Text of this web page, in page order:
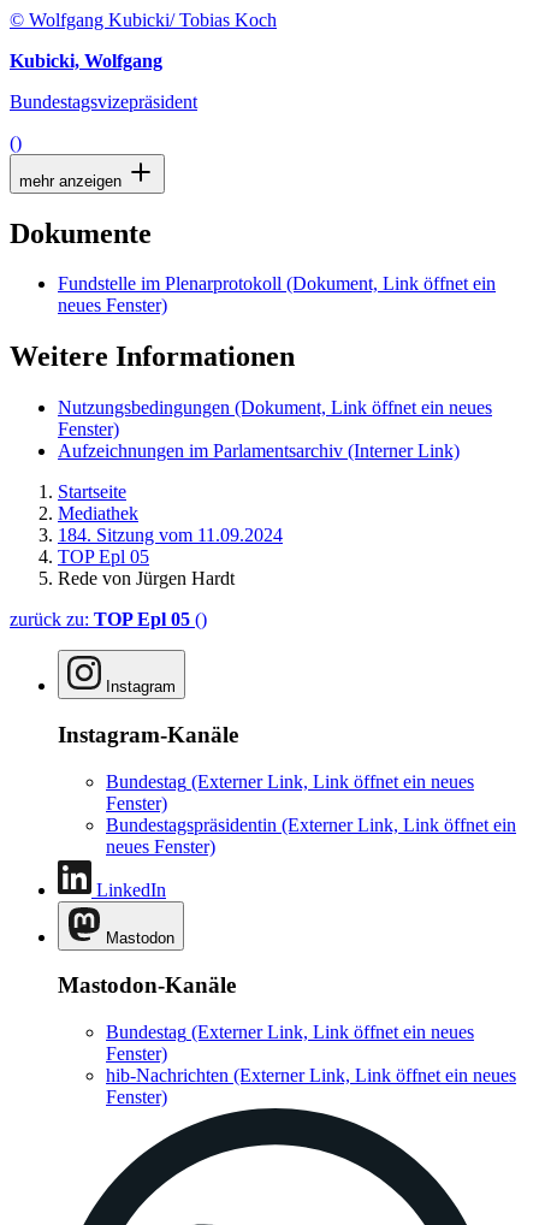
© Wolfgang Kubicki/ Tobias Koch
Kubicki, Wolfgang
Bundestagsvizepräsident
()
mehr anzeigen
Dokumente
Fundstelle im Plenarprotokoll (Dokument, Link öffnet ein
neues Fenster)
Weitere Informationen
Nutzungsbedingungen (Dokument, Link öffnet ein neues
Fenster)
Aufzeichnungen im Parlamentsarchiv (Interner Link)
Startseite
Mediathek
184. Sitzung vom 11.09.2024
TOP Epl 05
Rede von Jürgen Hardt
zurück zu: TOP Epl 05 ()
Instagram
Instagram-Kanäle
Bundestag (Externer Link, Link öffnet ein neues
Fenster)
Bundestagspräsidentin (Externer Link, Link öffnet ein
neues Fenster)
LinkedIn
Mastodon
Mastodon-Kanäle
Bundestag (Externer Link, Link öffnet ein neues
Fenster)
hib-Nachrichten (Externer Link, Link öffnet ein neues
Fenster)